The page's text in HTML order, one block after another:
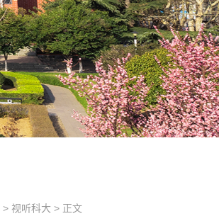
> 视听科大 > 正文